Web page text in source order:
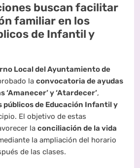
buscan facilitar
familiar en los
de Infantil y
Local del Ayuntamiento de
la convocatoria de ayudas
‘Amanecer’ y ‘Atardecer’,
públicos de Educación Infantil y
El objetivo de estas
la conciliación de la vida
la ampliación del horario
de las clases.